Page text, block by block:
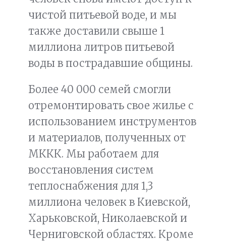
чистой питьевой воде, и мы
также доставили свыше 1
миллиона литров питьевой
воды в пострадавшие общины.
Более 40 000 семей смогли
отремонтировать свое жилье с
использованием инструментов
и материалов, полученных от
МККК. Мы работаем для
восстановления систем
теплоснабжения для 1,3
миллиона человек в Киевской,
Харьковской, Николаевской и
Черниговской областях. Кроме